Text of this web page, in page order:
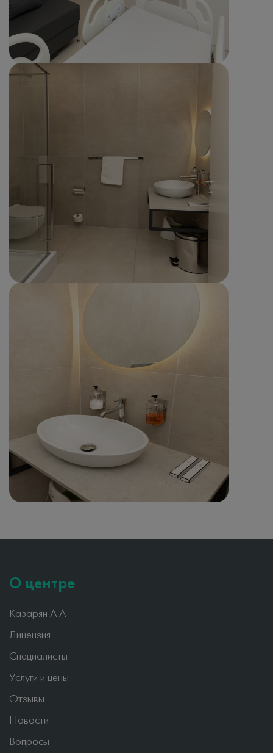
О центре
Казарян А.А
Лицензия
Специалисты
Услуги и цены
Отзывы
Новости
Вопросы